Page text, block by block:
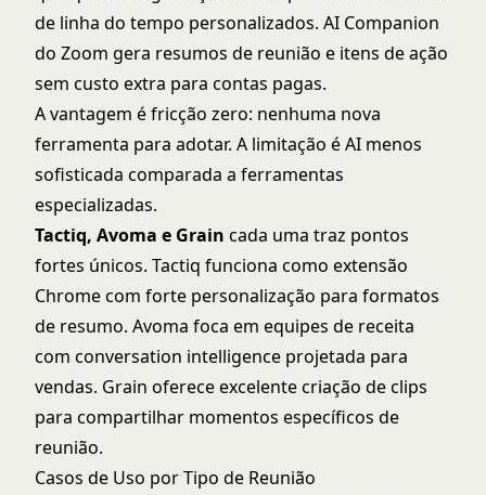
de linha do tempo personalizados. AI Companion
do Zoom gera resumos de reunião e itens de ação
sem custo extra para contas pagas.
A vantagem é fricção zero: nenhuma nova
ferramenta para adotar. A limitação é AI menos
sofisticada comparada a ferramentas
especializadas.
Tactiq, Avoma e Grain cada uma traz pontos
fortes únicos. Tactiq funciona como extensão
Chrome com forte personalização para formatos
de resumo. Avoma foca em equipes de receita
com conversation intelligence projetada para
vendas. Grain oferece excelente criação de clips
para compartilhar momentos específicos de
reunião.
Casos de Uso por Tipo de Reunião